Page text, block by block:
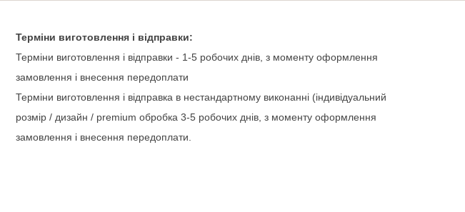
Терміни виготовлення і відправки:
Терміни виготовлення і відправки - 1-5 робочих днів, з моменту оформлення
замовлення і внесення передоплати
Терміни виготовлення і відправка в нестандартному виконанні (індивідуальний
розмір / дизайн / premium обробка 3-5 робочих днів, з моменту оформлення
замовлення і внесення передоплати.